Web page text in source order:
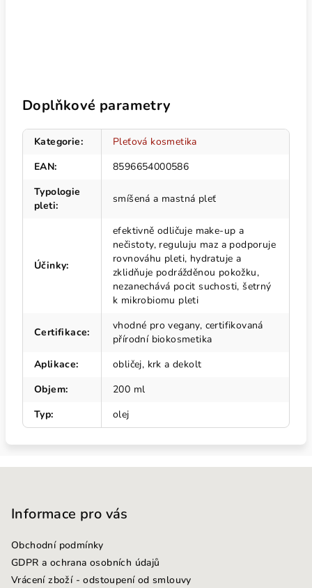
Doplňkové parametry
Kategorie:
Pleťová kosmetika
EAN:
8596654000586
Typologie
pleti:
smíšená a mastná pleť
Účinky:
efektivně odličuje make‑up a
nečistoty, reguluju maz a podporuje
rovnováhu pleti, hydratuje a
zklidňuje podrážděnou pokožku,
nezanechává pocit suchosti, šetrný
k mikrobiomu pleti
Certifikace:
vhodné pro vegany, certifikovaná
přírodní biokosmetika
Aplikace:
obličej, krk a dekolt
Objem:
200 ml
Typ: olej
Informace pro vás
Obchodní podmínky
GDPR a ochrana osobních údajů
Vrácení zboží - odstoupení od smlouvy